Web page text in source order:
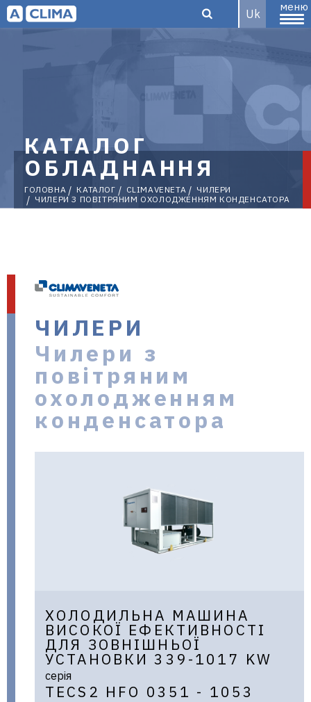
кліматичного
обладнання
Uk
меню
КАТАЛОГ
ОБЛАДНАННЯ
ГОЛОВНА КАТАЛОГ CLIMAVENETA
ЧИЛЕРИ
ЧИЛЕРИ З ПОВІТРЯНИМ ОХОЛОДЖЕННЯМ КОНДЕНСАТОРА
ЧИЛЕРИ
Чилери з
повітряним
охолодженням
конденсатора
ХОЛОДИЛЬНА МАШИНА
ВИСОКОЇ ЕФЕКТИВНОСТІ
ДЛЯ ЗОВНІШНЬОЇ
УСТАНОВКИ 339-1017 KW
серія
TECS2 HFO 0351 - 1053